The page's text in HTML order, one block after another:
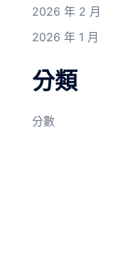
2026 年 2 月
2026 年 1 月
分類
分數